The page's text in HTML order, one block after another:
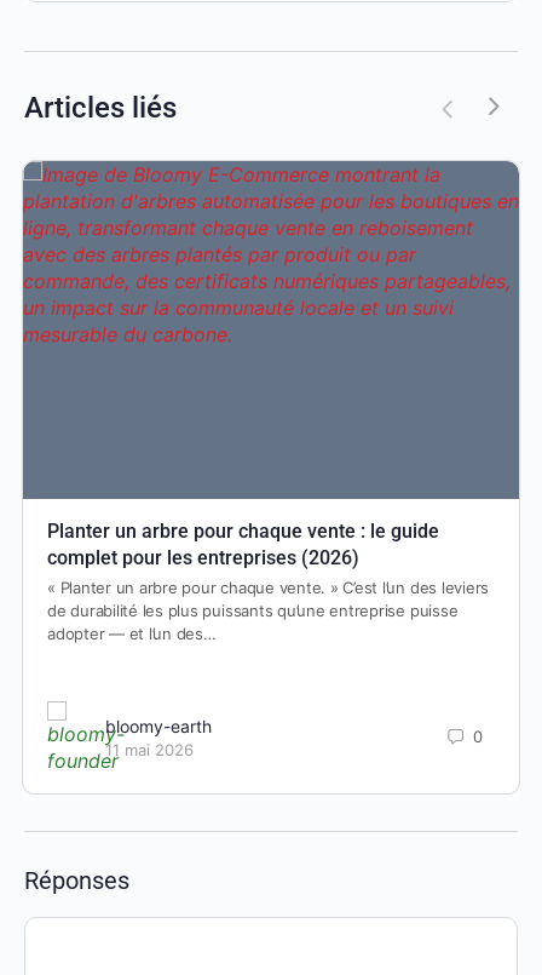
Articles liés
Planter un arbre pour chaque vente : le guide
complet pour les entreprises (2026)
« Planter un arbre pour chaque vente. » C’est l’un des leviers
de durabilité les plus puissants qu’une entreprise puisse
adopter — et l’un des…
bloomy-earth
11 mai 2026
0
Réponses